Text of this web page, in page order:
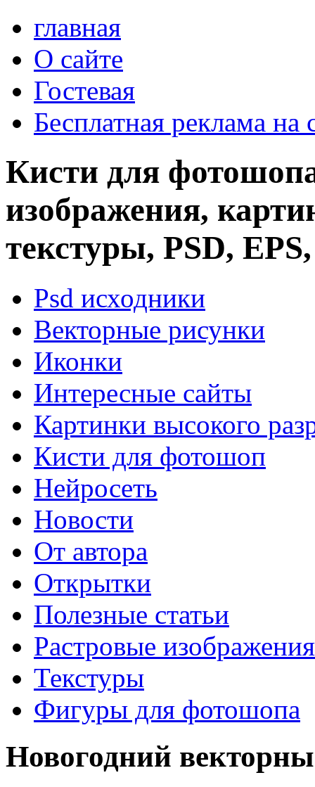
главная
О сайте
Гостевая
Бесплатная реклама на
Кисти для
изображения,
текстуры, PSD,
Psd исходники
Векторные рисунки
Иконки
Интересные сайты
Картинки высокого
Кисти для фотошоп
Нейросеть
Новости
От автора
Открытки
Полезные статьи
Растровые изображения
Текстуры
Фигуры для фотошопа
Новогодний